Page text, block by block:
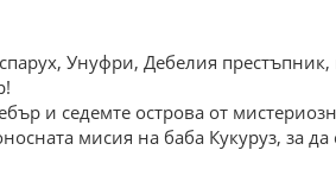
Унуфри, Дебелия
и седемте острова от
мисия на баба Кукуруз, за